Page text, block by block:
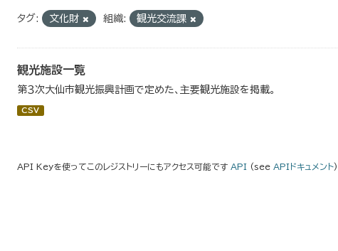
タグ: 文化財 組織: 観光交流課
観光施設一覧
第３次大仙市観光振興計画で定めた、主要観光施設を掲載。
CSV
API Keyを使ってこのレジストリーにもアクセス可能です API (see APIドキュメント).